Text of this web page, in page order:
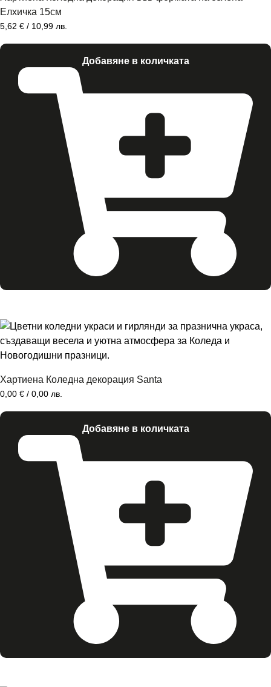
Елхичка 15см
5,62 € / 10,99 лв.
Добавяне в количката
Хартиена Коледна декорация Santa
0,00 € / 0,00 лв.
Добавяне в количката